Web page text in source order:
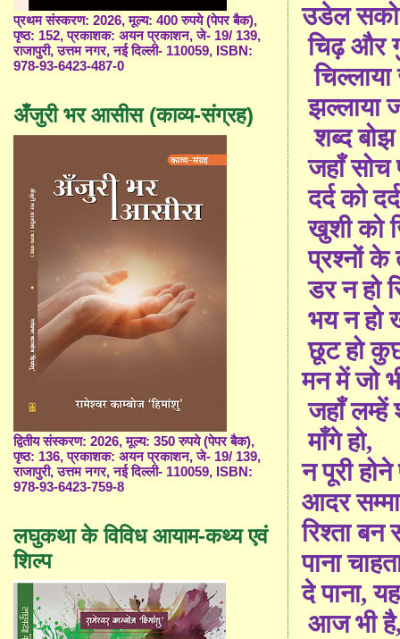
उडेल
चिढ़ और
झल्‍लाया
शब्‍द बोझ
जहाँ सोच
दर्द को
खुशी को
प्रश्‍नों के
डर न हो
भय न हो
छूट हो
मन में जो
जहाँ लम्‍हें
माँगे हो,
न पूरी होने
आदर
रिश्‍ता
पाना
दे पाना,
आज भी है
प्रथम संस्करण: 2026, मूल्य: 400 रुपये (पेपर बैक),
पृष्ठ: 152, प्रकाशक: अयन प्रकाशन, जे- 19/ 139,
राजापुरी, उत्तम नगर, नई दिल्ली- 110059, ISBN:
978-93-6423-487-0
अँजुरी भर आसीस (काव्य-संग्रह)
द्वितीय संस्करण: 2026, मूल्य: 350 रुपये (पेपर बैक),
पृष्ठ: 136, प्रकाशक: अयन प्रकाशन, जे- 19/ 139,
राजापुरी, उत्तम नगर, नई दिल्ली- 110059, ISBN:
978-93-6423-759-8
लघुकथा के विविध आयाम-कथ्य एवं
शिल्प